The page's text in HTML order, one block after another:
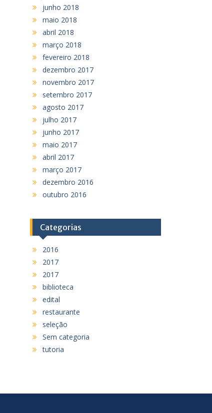
junho 2018
maio 2018
abril 2018
março 2018
fevereiro 2018
dezembro 2017
novembro 2017
setembro 2017
agosto 2017
julho 2017
junho 2017
maio 2017
abril 2017
março 2017
dezembro 2016
outubro 2016
Categorias
2016
2017
2017
biblioteca
edital
restaurante
seleção
Sem categoria
tutoria